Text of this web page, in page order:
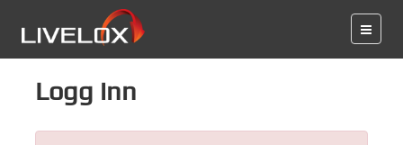
Logg inn